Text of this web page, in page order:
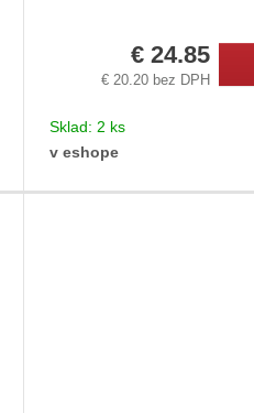
€ 24.85
€ 20.20 bez DPH
Sklad: 2 ks
v eshope